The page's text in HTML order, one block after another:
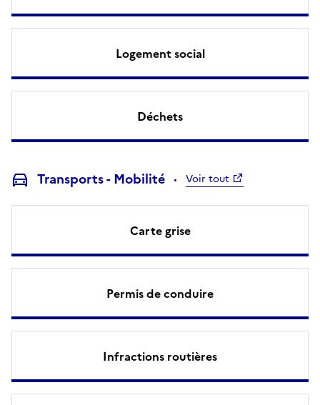
Logement social
Déchets
Transports - Mobilité Voir tout
Carte grise
Permis de conduire
Infractions routières